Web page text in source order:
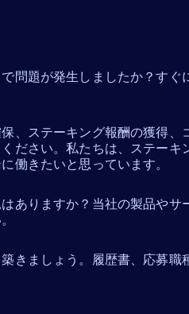
問題が発生しましたか？すぐ
、ステーキング報酬の獲得、
ださい。私たちは、ステーキ
働きたいと思っています。
ありますか？当社の製品やサ
きましょう。履歴書、応募職